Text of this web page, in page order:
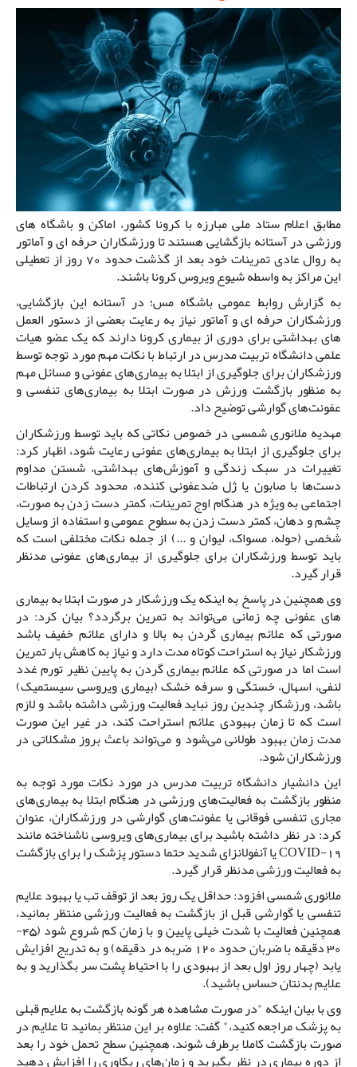
مطابق اعلام ستاد ملی مبارزه با کرونا کشور، اماکن و باشگاه های
ورزشی در آستانه بازگشایی هستند تا ورزشکاران حرفه ای و آماتور
به روال عادی تمرینات خود بعد از گذشت حدود 70 روز از تعطیلی
این مراکز به واسطه شیوع ویروس کرونا باشند.
به گزارش روابط عمومی باشگاه مس؛ در آستانه این بازگشایی،
ورزشکاران حرفه ای و آماتور نیاز به رعایت بعضی از دستور العمل
های بهداشتی برای دوری از بیماری کرونا دارند که یک عضو هیات
علمی دانشگاه تربیت مدرس در ارتباط با نکات مهم مورد توجه توسط
ورزشکاران برای جلوگیری از ابتلا به بیماری­‌های عفونی و مسائل مهم
به منظور بازگشت ورزش در صورت ابتلا به بیماری‌های تنفسی و
عفونت‌های گوارشی توضیح داد.
مهدیه ملانوری شمسی در خصوص نکاتی که باید توسط ورزشکاران
برای جلوگیری از ابتلا به بیماری­‌های عفونی رعایت شود، اظهار کرد:
تغییرات در سبک زندگی و آموزش­‌های بهداشتی، شستن مداوم
دست­‌ها با صابون یا ژل ضدعفونی کننده، محدود کردن ارتباطات
اجتماعی به ویژه در هنگام اوج تمرینات، کمتر دست زدن به صورت،
چشم و دهان، کمتر دست زدن به سطوح عمومی و استفاده از وسایل
شخصی (حوله، مسواک، لیوان و ...) از جمله نکات مختلفی است که
باید توسط ورزشکاران برای جلوگیری از بیماری­‌های عفونی مدنظر
قرار گیرد.
وی همچنین در پاسخ به اینکه یک ورزشکار در صورت ابتلا به بیماری­‌
های عفونی چه زمانی می­‌تواند به تمرین برگردد؟ بیان کرد: در
صورتی که علائم بیماری گردن به بالا و دارای علائم خفیف ­باشد
ورزشکار نیاز به استراحت کوتاه مدت دارد و نیاز به کاهش بار تمرین
است اما در صورتی که علائم بیماری گردن به پایین نظیر تورم غدد
لنفی، اسهال، خستگی و سرفه خشک (بیماری ویروسی سیستمیک)
باشد، ورزشکار چندین روز نباید فعالیت ورزشی داشته باشد و لازم
است که تا زمان بهبودی علائم استراحت کند، در غیر این­ صورت
مدت زمان بهبود طولانی می‌شود و می‌تواند باعث بروز مشکلاتی در
ورزشکاران شود.
این دانشیار دانشگاه تربیت مدرس در مورد نکات مورد توجه به
منظور بازگشت به فعالیت‌های ورزشی در هنگام ابتلا به بیماری‌های
مجاری تنفسی فوقانی یا عفونت‌­های گوارشی در ورزشکاران، عنوان
کرد: در نظر داشته باشید برای بیماری­‌های ویروسی ناشناخته مانند
COVID-19 یا آنفولانزای شدید حتما دستور پزشک را برای بازگشت
به فعالیت ورزشی مدنظر قرار گیرد.
ملانوری شمسی افزود: حداقل یک روز بعد از توقف تب یا بهبود علایم
تنفسی یا گوارشی قبل از بازگشت به فعالیت ورزشی منتظر بمانید،
همچنین فعالیت با شدت خیلی پایین و با زمان کم شروع شود (45-
30 دقیقه با ضربان حدود 120 ضربه در دقیقه) و به تدریج افزایش
یابد (چهار روز اول بعد از بهبودی را با احتیاط پشت سر بگذارید و به
علایم بدنتان حساس باشید).
وی با بیان اینکه "در صورت مشاهده هر گونه بازگشت به علایم قبلی
به پزشک مراجعه کنید،" گفت: علاوه بر این منتظر بمانید تا علایم در
صورت بازگشت کاملا برطرف شوند، همچنین سطح تحمل خود را بعد
از دوره بیماری در نظر بگیرید و زمان‌های ریکاوری را افزایش دهید